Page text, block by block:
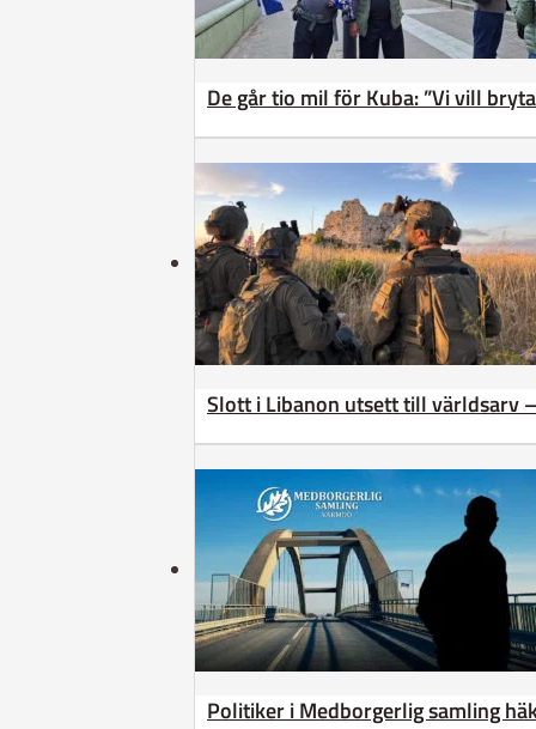
De går tio mil för Kuba: ”Vi vill
Slott i Libanon utsett till världsarv
Politiker i Medborgerlig samling